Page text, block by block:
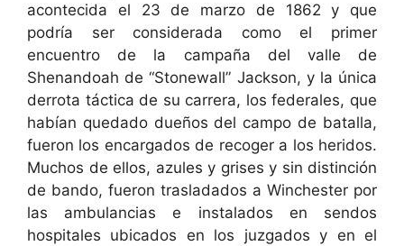
acontecida el 23 de marzo de 1862 y que
podría ser considerada como el primer
encuentro de la campaña del valle de
Shenandoah de “Stonewall” Jackson, y la única
derrota táctica de su carrera, los federales, que
habían quedado dueños del campo de batalla,
fueron los encargados de recoger a los heridos.
Muchos de ellos, azules y grises y sin distinción
de bando, fueron trasladados a Winchester por
las ambulancias e instalados en sendos
hospitales ubicados en los juzgados y en el